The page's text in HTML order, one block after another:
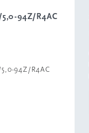
5,0-94Z/R4AC
94Z/R4AC